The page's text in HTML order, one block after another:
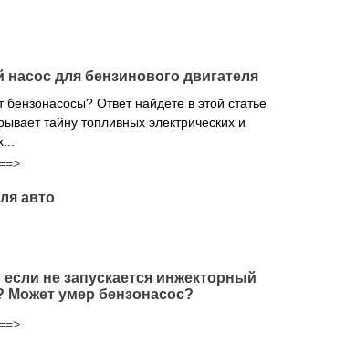
для бензинового двигателя
бензонасосы? Ответ найдете в этой статье
тайну топливных электрических и
авто
если не запускается инжекторный
Может умер бензонасос?